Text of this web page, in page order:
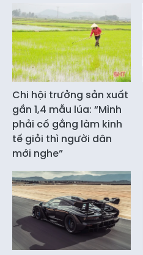
Chi hội trưởng sản xuất
gần 1,4 mẫu lúa: “Mình
phải cố gắng làm kinh
tế giỏi thì người dân
mới nghe”